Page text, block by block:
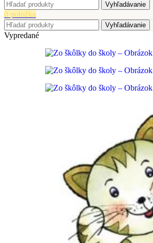
Vyhľadávanie
0 položka
Vyhľadávanie
Vypredané